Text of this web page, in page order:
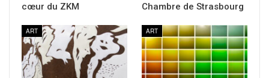
cœur du ZKM
Chambre de Strasbourg
ART ART